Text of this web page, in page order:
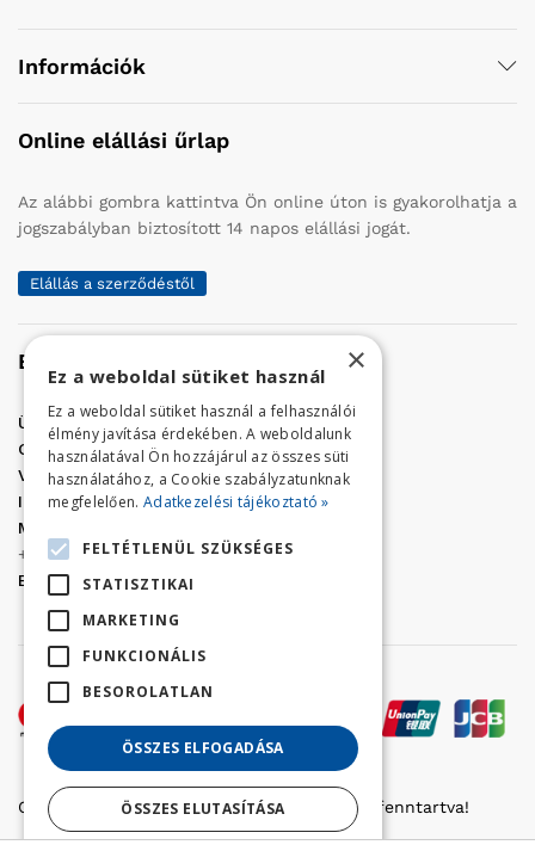
Információk
Online elállási űrlap
Az alábbi gombra kattintva Ön online úton is gyakorolhatja a
jogszabályban biztosított 14 napos elállási jogát.
Elállás a szerződéstől
Elérhetőség
Üzletünk címe:Szolnok, Vércse út 17.
Golf Center Áruház:06 (56) 423-324
VÁR-Kert Áruház: 06 (56) 429-771
Iroda:06 (56) 421-857
Megrendelés, termék információ:
+36 (70) 938-3356
E-mail:
golfaruhaz@gmail.com
Copyright © 2022 Golfker Kft. - Minden jog fenntartva!
×
Ez a weboldal sütiket használ
Ez a weboldal sütiket használ a felhasználói
élmény javítása érdekében. A weboldalunk
használatával Ön hozzájárul az összes süti
használatához, a Cookie szabályzatunknak
megfelelően. Adatkezelési tájékoztató »
FELTÉTLENÜL SZÜKSÉGES
STATISZTIKAI
MARKETING
FUNKCIONÁLIS
BESOROLATLAN
ÖSSZES ELFOGADÁSA
ÖSSZES ELUTASÍTÁSA